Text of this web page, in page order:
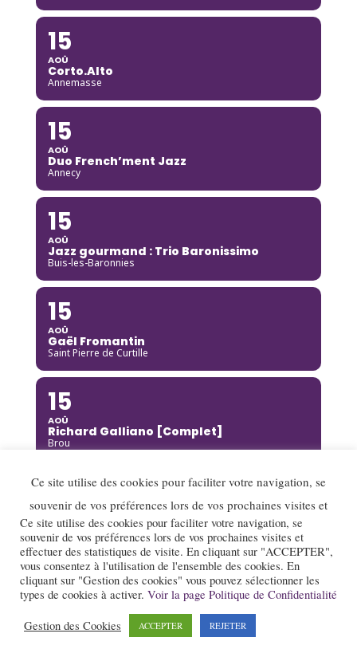
15
AOÛ
Corto.Alto
Annemasse
15
AOÛ
Duo French’ment Jazz
Annecy
15
AOÛ
Jazz gourmand : Trio Baronissimo
Buis-les-Baronnies
15
AOÛ
Gaël Fromantin
Saint Pierre de Curtille
15
AOÛ
Richard Galliano [Complet]
Brou
15
AOÛ
Kinga Glyk
Buis-les-Baronnies
16
AOÛ
Hot Club de Boukravie
Valence
Ce site utilise des cookies pour faciliter votre navigation, se
souvenir de vos préférences lors de vos prochaines visites et
Ce site utilise des cookies pour faciliter votre navigation, se
souvenir de vos préférences lors de vos prochaines visites et
effectuer des statistiques de visite. En cliquant sur "ACCEPTER",
vous consentez à l'utilisation de l'ensemble des cookies. En
cliquant sur "Gestion des cookies" vous pouvez sélectionner les
types de cookies à activer. Voir la page Politique de Confidentialité
Gestion des Cookies ACCEPTER REJETER